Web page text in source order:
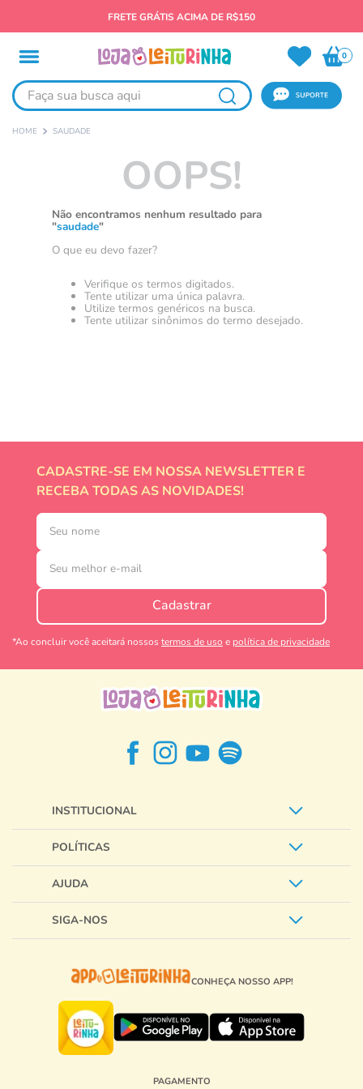
FRETE GRÁTIS ACIMA DE R$150
0
Faça sua busca aqui
SAUDADE
OOPS!
Não encontramos nenhum resultado para
"saudade"
O que eu devo fazer?
Verifique os termos digitados.
Tente utilizar uma única palavra.
Utilize termos genéricos na busca.
Tente utilizar sinônimos do termo desejado.
CADASTRE-SE EM NOSSA NEWSLETTER E
RECEBA TODAS AS NOVIDADES!
Cadastrar
*Ao concluir você aceitará nossos termos de uso e política de privacidade
INSTITUCIONAL
POLÍTICAS
AJUDA
SIGA-NOS
CONHEÇA NOSSO APP!
PAGAMENTO